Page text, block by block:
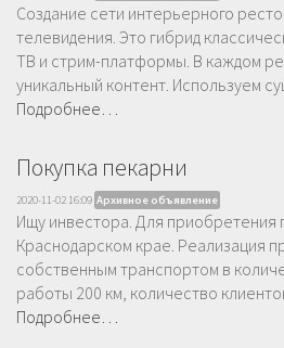
Создание сети интерьерного
телевидения. Это гибрид
ТВ и стрим-платформы. В каждом
уникальный контент. Используем
Подробнее…
Покупка пекарни
2020-11-02 16:09 Архивное объявление
Ищу инвестора. Для приобретения
Краснодарском крае. Реализация
собственным транспортом в
работы 200 км, количество клиентов
Подробнее…